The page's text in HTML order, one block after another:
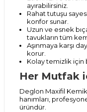
ayırabilirsiniz.
Rahat tutuşu
konfor sunar.
Uzun ve esnek
tavukların tüm
Aşınmaya karşı
korur.
Kolay temizlik için
Her Mutfak
Deglon Maxifil Kemik
hanımları,
üründür.